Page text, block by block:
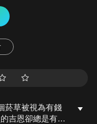
菸草被視為有錢
吉恩卻總是有著